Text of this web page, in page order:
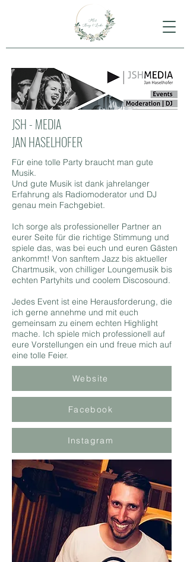
JSH - MEDIA
JAN HASELHOFER
Für eine tolle Party braucht man gute
Musik.
Und gute Musik ist dank jahrelanger
Erfahrung als Radiomoderator und DJ
genau mein Fachgebiet.
Ich sorge als professioneller Partner an
eurer Seite für die richtige Stimmung und
spiele das, was bei euch und euren Gästen
ankommt! Von sanftem Jazz bis aktueller
Chartmusik, von chilliger Loungemusik bis
echten Partyhits und coolem Discosound.
Jedes Event ist eine Herausforderung, die
ich gerne annehme und mit euch
gemeinsam zu einem echten Highlight
mache. Ich spiele mich professionell auf
eure Vorstellungen ein und freue mich auf
eine tolle Feier.
Website
Facebook
Instagram